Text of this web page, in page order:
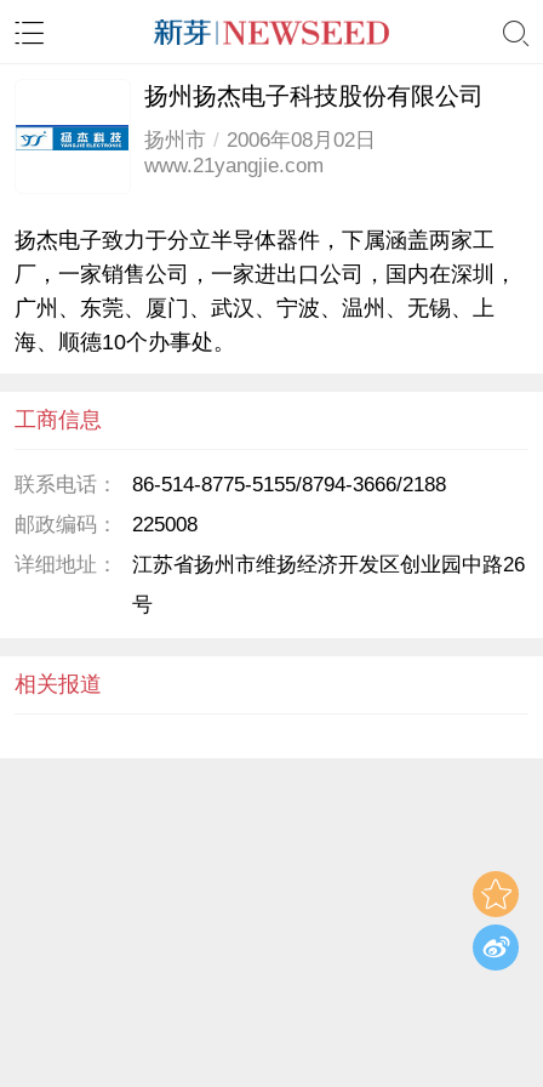
扬州扬杰电子科技股份有限公司
扬州市 / 2006年08月02日
www.21yangjie.com
扬杰电子致力于分立半导体器件，下属涵盖两家工
厂，一家销售公司，一家进出口公司，国内在深圳，
广州、东莞、厦门、武汉、宁波、温州、无锡、上
海、顺德10个办事处。
工商信息
联系电话：
86-514-8775-5155/8794-3666/2188
邮政编码：
225008
详细地址：
江苏省扬州市维扬经济开发区创业园中路26
号
相关报道